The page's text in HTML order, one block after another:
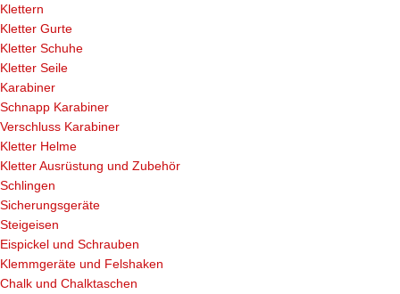
Klettern
Kletter Gurte
Kletter Schuhe
Kletter Seile
Karabiner
Schnapp Karabiner
Verschluss Karabiner
Kletter Helme
Kletter Ausrüstung und Zubehör
Schlingen
Sicherungsgeräte
Steigeisen
Eispickel und Schrauben
Klemmgeräte und Felshaken
Chalk und Chalktaschen